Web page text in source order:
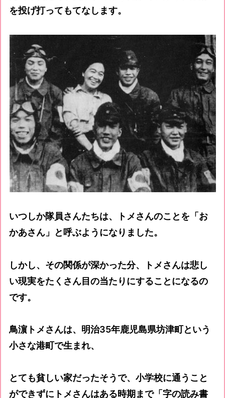
を投げ打ってもてなします。
いつしか隊員さんたちは、トメさんのことを「お
かあさん」と呼ぶようになりました。
しかし、その関係が深かった分、トメさんは悲し
い現実をたくさん目の当たりにすることになるの
です。
鳥濵トメさんは、明治35年鹿児島県坊津町という
小さな港町で生まれ、
とても貧しい家だったそうで、小学校に通うこと
ができずにトメさんはある時期まで「字の読み書